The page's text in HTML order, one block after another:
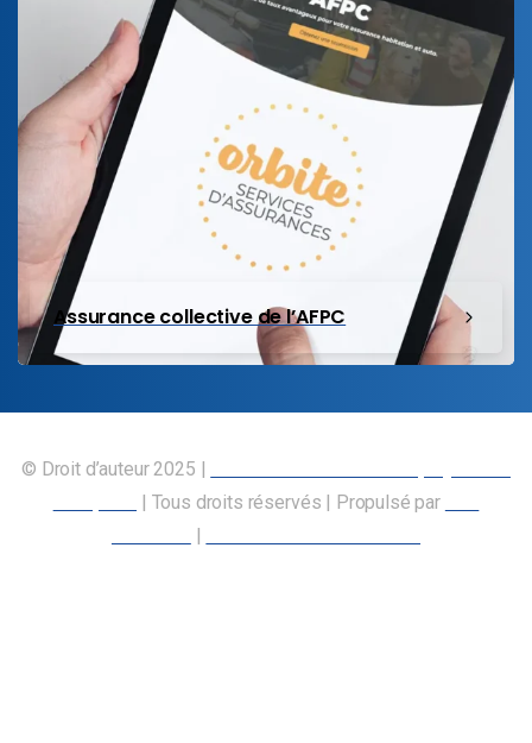
Assurance collective de l’AFPC
© Droit d’auteur 2025 |
| Tous droits réservés | Propulsé par
|